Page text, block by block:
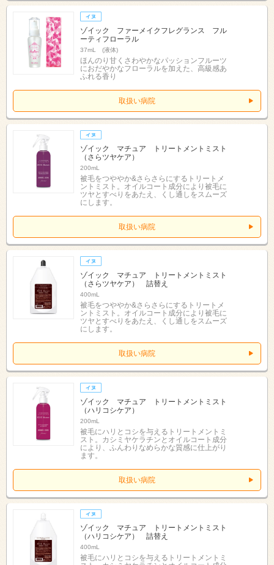
ゾイック ファーメイクフレグランス フル
ーティフローラル
37mL (液体)
ほんのり甘くさわやかなパッションフルーツ
におだやかなフローラルを加えた、高級感あ
ふれる香り
取扱い病院
ゾイック マチュア トリートメントミスト
（さらツヤケア）
200mL
被毛をつややか&さらさらにするトリートメ
ントミスト。オイルコート成分により被毛に
ツヤとすべりをあたえ、くし通しをスムーズ
にします。
取扱い病院
ゾイック マチュア トリートメントミスト
（さらツヤケア） 詰替え
400mL
被毛をつややか&さらさらにするトリートメ
ントミスト。オイルコート成分により被毛に
ツヤとすべりをあたえ、くし通しをスムーズ
にします。
取扱い病院
ゾイック マチュア トリートメントミスト
（ハリコシケア）
200mL
被毛にハリとコシを与えるトリートメントミ
スト。カシミヤケラチンとオイルコート成分
により、ふんわりなめらかな質感に仕上がり
ます。
取扱い病院
ゾイック マチュア トリートメントミスト
（ハリコシケア） 詰替え
400mL
被毛にハリとコシを与えるトリートメントミ